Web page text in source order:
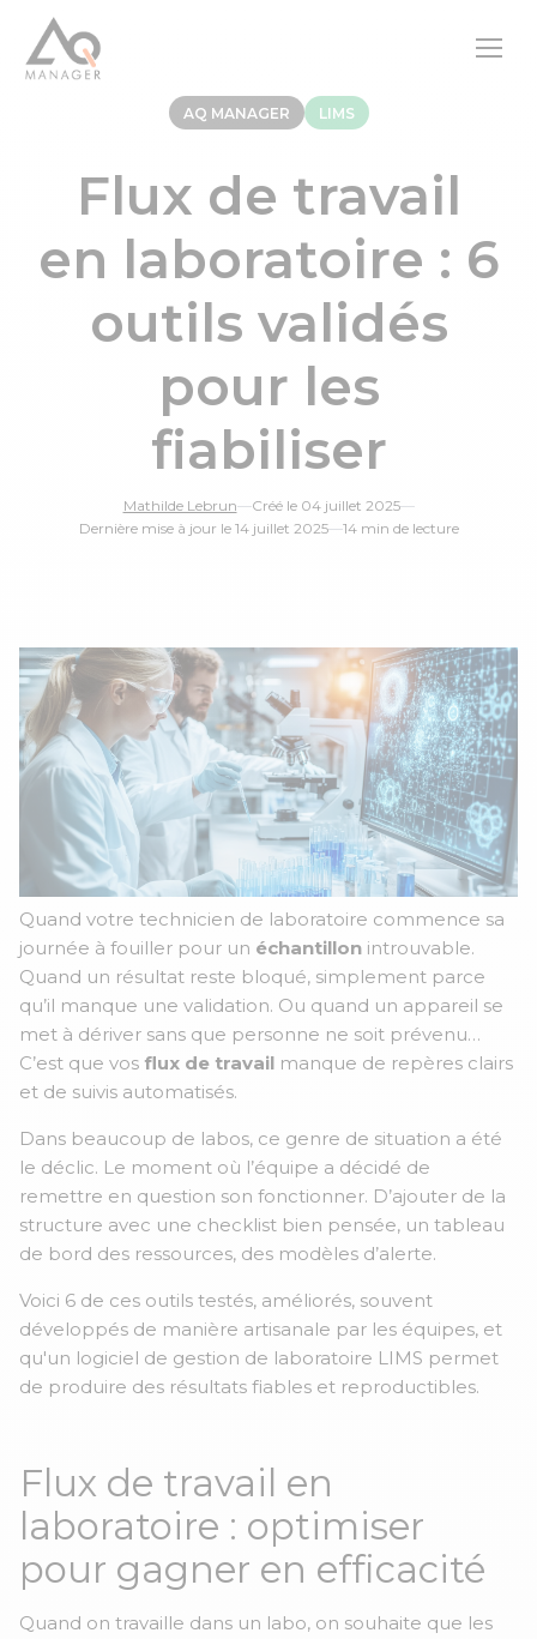
AQ MANAGER LIMS
Flux de travail
en laboratoire : 6
outils validés
pour les
fiabiliser
Mathilde Lebrun—Créé le 04 juillet 2025—
Dernière mise à jour le 14 juillet 2025—14 min de lecture
Quand votre technicien de laboratoire commence sa
journée à fouiller pour un échantillon introuvable.
Quand un résultat reste bloqué, simplement parce
qu’il manque une validation. Ou quand un appareil se
met à dériver sans que personne ne soit prévenu…
C’est que vos flux de travail manque de repères clairs
et de suivis automatisés.
Dans beaucoup de labos, ce genre de situation a été
le déclic. Le moment où l’équipe a décidé de
remettre en question son fonctionner. D’ajouter de la
structure avec une checklist bien pensée, un tableau
de bord des ressources, des modèles d’alerte.
Voici 6 de ces outils testés, améliorés, souvent
développés de manière artisanale par les équipes, et
qu'un logiciel de gestion de laboratoire LIMS permet
de produire des résultats fiables et reproductibles.
Flux de travail en
laboratoire : optimiser
pour gagner en efficacité
Quand on travaille dans un labo, on souhaite que les